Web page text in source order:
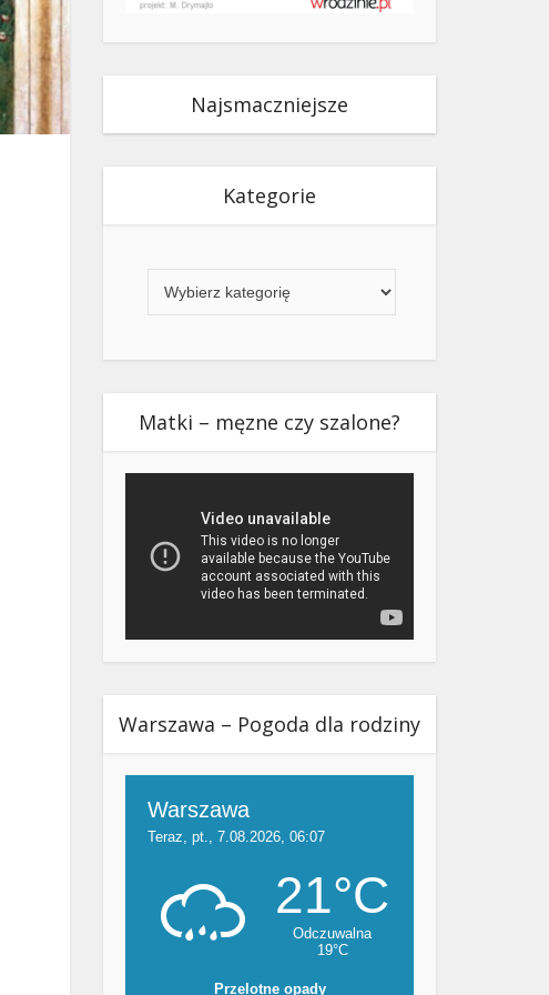
Najsmaczniejsze
Kategorie
Matki – męzne czy szalone?
Warszawa – Pogoda dla rodziny